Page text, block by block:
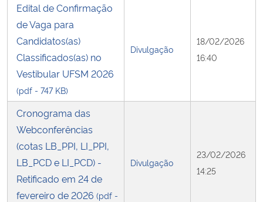
Edital de Confirmação
de Vaga para
Candidatos(as)
Classificados(as) no
Vestibular UFSM 2026
(pdf - 747 KB)
Divulgação
18/02/2026
16:40
Cronograma das
Webconferências
(cotas LB_PPI, LI_PPI,
LB_PCD e LI_PCD) -
Retificado em 24 de
fevereiro de 2026 (pdf -
Divulgação
23/02/2026
14:25